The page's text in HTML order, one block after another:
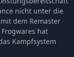
nicht unter die
dem Remaster
hat
Kampfsystem